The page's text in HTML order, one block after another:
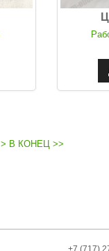
> В КОНЕЦ >>
+7 (717)